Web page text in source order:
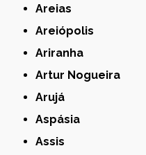
Areias
Areiópolis
Ariranha
Artur Nogueira
Arujá
Aspásia
Assis